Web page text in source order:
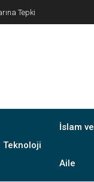
düştü
Teknoloji
İslam ve
Aile